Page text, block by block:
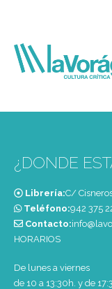
¿DONDE
Librería:C/
Teléfono:‭942 375
Contacto:
HORARIOS
De lunes a viernes
de 10 a 13:30h. y de